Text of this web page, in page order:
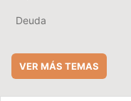
Deuda
VER MÁS TEMAS